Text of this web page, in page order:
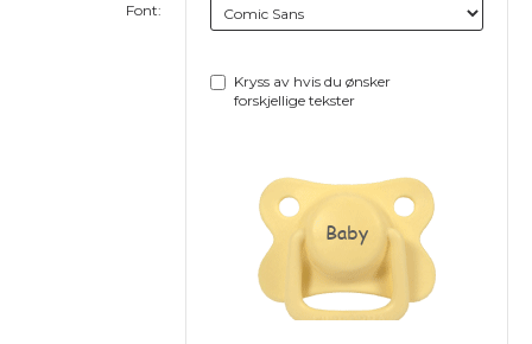
Font:
Kryss av hvis du ønsker
forskjellige tekster
Baby